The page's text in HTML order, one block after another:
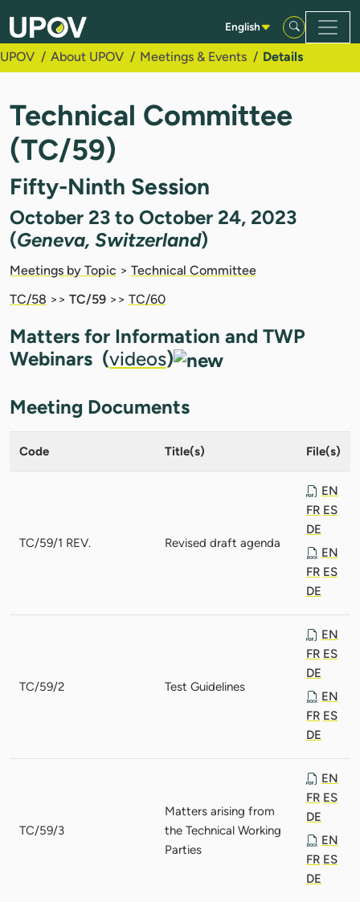
Skip to Main Content
English
UPOV About UPOV Meetings & Events Details
Technical Committee
(TC/59)
Fifty-Ninth Session
October 23 to October 24, 2023
(Geneva, Switzerland)
Meetings by Topic > Technical Committee
TC/58 >> TC/59 >> TC/60
Matters for Information and TWP
Webinars (videos)
Meeting Documents
Code Title(s) File(s)
TC/59/1 REV. Revised draft agenda
EN
FR ES
DE
EN
FR ES
DE
TC/59/2 Test Guidelines
EN
FR ES
DE
EN
FR ES
DE
TC/59/3
Matters arising from
the Technical Working
Parties
EN
FR ES
DE
EN
FR ES
DE